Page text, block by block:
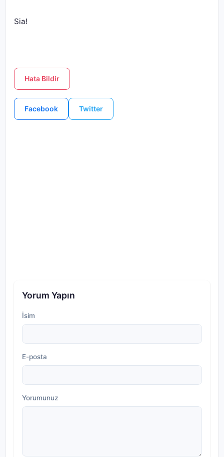
Sia!
Hata Bildir
Facebook Twitter
Yorum Yapın
İsim
E-posta
Yorumunuz